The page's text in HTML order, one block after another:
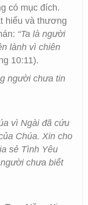
có mục đích.
hiểu và thương
“Ta là người
lành vì chiên
10:11).
người chưa tin
vì Ngài đã cứu
Chúa. Xin cho
sẻ Tình Yêu
chưa biết